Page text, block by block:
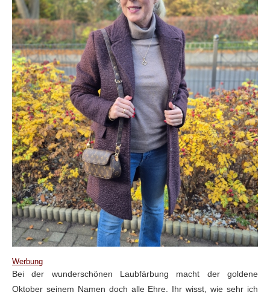
Werbung
Bei der wunderschönen Laubfärbung macht der goldene
Oktober seinem Namen doch alle Ehre. Ihr wisst, wie sehr ich